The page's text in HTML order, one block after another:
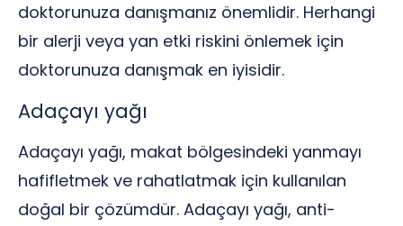
doktorunuza danışmanız önemlidir. Herhangi
bir alerji veya yan etki riskini önlemek için
doktorunuza danışmak en iyisidir.
Adaçayı yağı
Adaçayı yağı, makat bölgesindeki yanmayı
hafifletmek ve rahatlatmak için kullanılan
doğal bir çözümdür. Adaçayı yağı, anti-